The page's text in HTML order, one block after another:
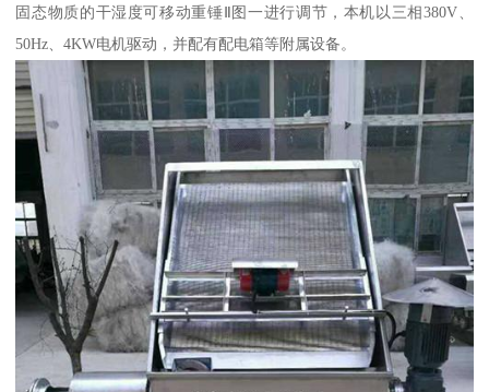
固态物质的干湿度可移动重锤Ⅱ图一进行调节，本机以三相380V、
50Hz、4KW电机驱动，并配有配电箱等附属设备。